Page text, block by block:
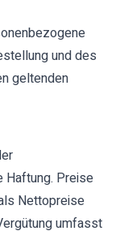
und des
geltenden
Haftung. Preise
Nettopreise
umfasst